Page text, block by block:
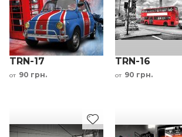
TRN-17
от 90 грн.
TRN-16
от 90 грн.